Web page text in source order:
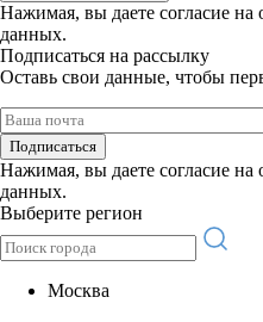
Нажимая, вы даете согласие на
данных.
Подписаться на рассылку
Оставь свои данные, чтобы
Подписаться
Нажимая, вы даете согласие на
данных.
Выберите регион
Москва